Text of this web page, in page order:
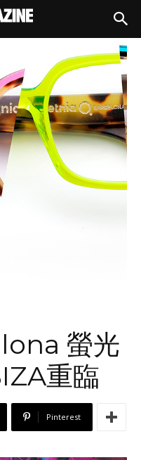
螢光
重臨
Pinterest